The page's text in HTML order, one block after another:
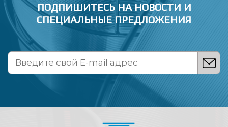
ПОДПИШИТЕСЬ НА НОВОСТИ И
СПЕЦИАЛЬНЫЕ ПРЕДЛОЖЕНИЯ